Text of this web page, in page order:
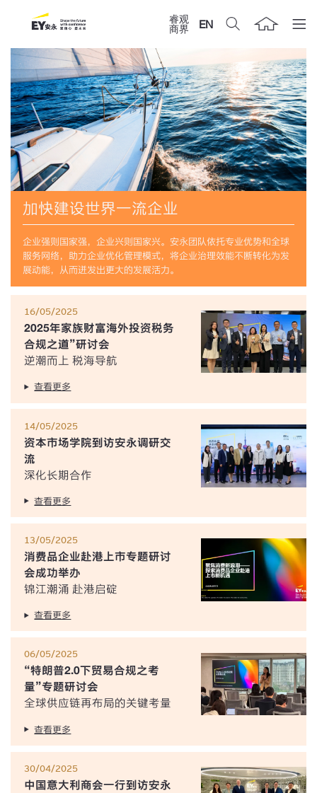
睿观
商界
EN
加快建设世界一流企业
企业强则国家强，企业兴则国家兴。安永团队依托专业优势和全球
服务网络，助力企业优化管理模式，将企业治理效能不断转化为发
展动能，从而迸发出更大的发展活力。
16/05/2025
2025年家族财富海外投资税务
合规之道”研讨会
逆潮而上 税海导航
查看更多
14/05/2025
资本市场学院到访安永调研交
流
深化长期合作
查看更多
13/05/2025
消费品企业赴港上市专题研讨
会成功举办
锦江潮涌 赴港启碇
查看更多
06/05/2025
“特朗普2.0下贸易合规之考
量”专题研讨会
全球供应链再布局的关键考量
查看更多
30/04/2025
中国意大利商会一行到访安永